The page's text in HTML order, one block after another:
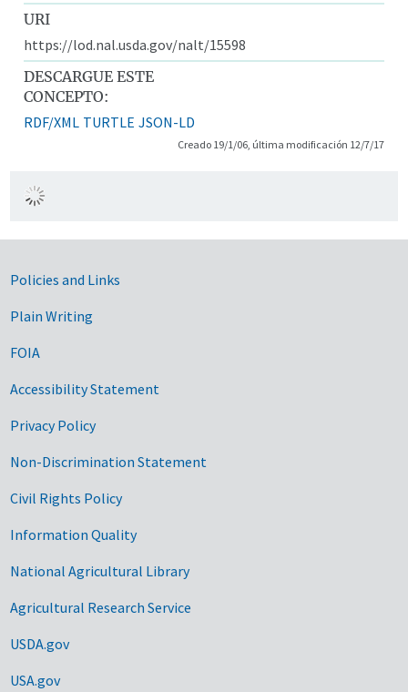
URI
https://lod.nal.usda.gov/nalt/15598
DESCARGUE ESTE
CONCEPTO:
RDF/XML TURTLE JSON-LD
Creado 19/1/06, última modificación 12/7/17
Government Links
Policies and Links
Plain Writing
FOIA
Accessibility Statement
Privacy Policy
Non-Discrimination Statement
Civil Rights Policy
Information Quality
National Agricultural Library
Agricultural Research Service
USDA.gov
USA.gov